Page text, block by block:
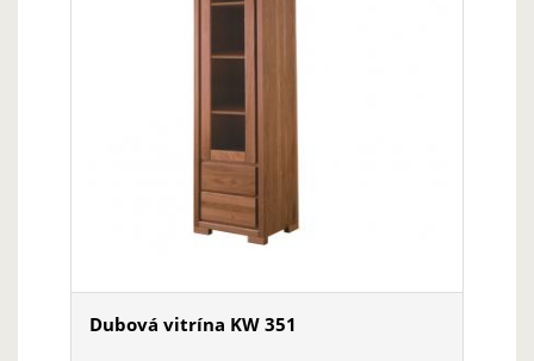
Dubová vitrína KW 351